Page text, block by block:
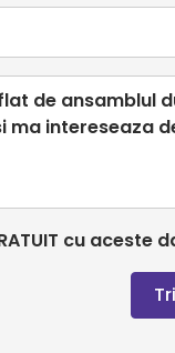
cu aceste